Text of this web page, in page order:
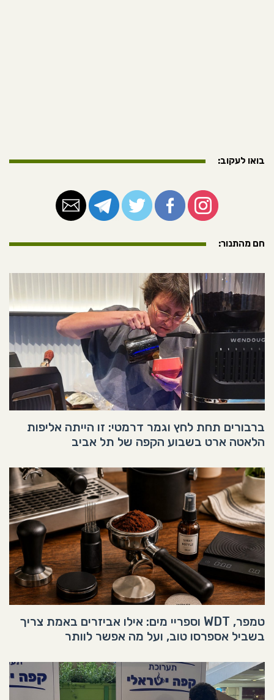
בואו לעקוב:
חם מהתנור:
ברבורים תחת לחץ וגמר דרמטי: זו הייתה אליפות
הלאטה ארט בשבוע הקפה של תל אביב
טמפר, WDT וספריי מים: אילו אביזרים באמת צריך
בשביל אספרסו טוב, ועל מה אפשר לוותר